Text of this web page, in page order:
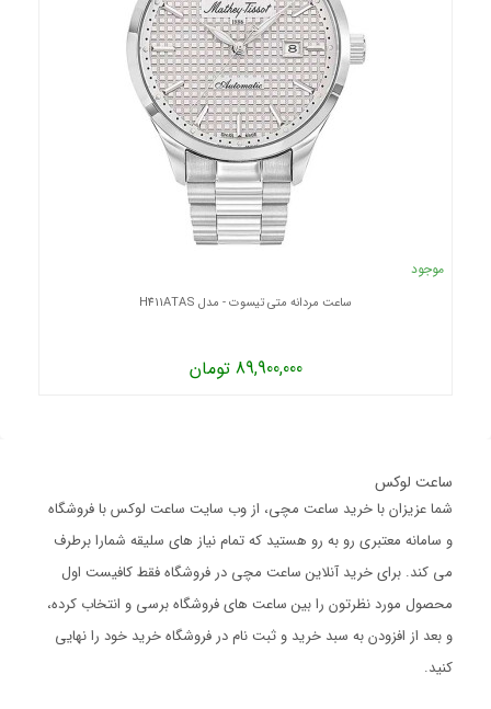
موجود
ساعت مردانه متی تیسوت - مدل H411ATAS
89,900,000 تومان
ساعت لوکس
شما عزیزان با خرید ساعت مچی، از وب سایت ساعت لوکس با فروشگاه
و سامانه معتبری رو به رو هستید که تمام نیاز های سلیقه شمارا برطرف
می کند. برای خرید آنلاین ساعت مچی در فروشگاه فقط کافیست اول
محصول مورد نظرتون را بین ساعت های فروشگاه برسی و انتخاب کرده،
و بعد از افزودن به سبد خرید و ثبت نام در فروشگاه خرید خود را نهایی
کنید.